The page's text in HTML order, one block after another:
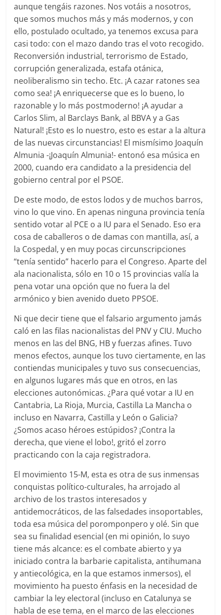
aunque tengáis razones. Nos votáis a nosotros,
que somos muchos más y más modernos, y con
ello, postulado ocultado, ya tenemos excusa para
casi todo: con el mazo dando tras el voto recogido.
Reconversión industrial, terrorismo de Estado,
corrupción generalizada, estafa otánica,
neoliberalismo sin techo. Etc. ¡A cazar ratones sea
como sea! ¡A enriquecerse que es lo bueno, lo
razonable y lo más postmoderno! ¡A ayudar a
Carlos Slim, al Barclays Bank, al BBVA y a Gas
Natural! ¡Esto es lo nuestro, esto es estar a la altura
de las nuevas circunstancias! El mismísimo Joaquín
Almunia -¡Joaquín Almunia!- entonó esa música en
2000, cuando era candidato a la presidencia del
gobierno central por el PSOE.
De este modo, de estos lodos y de muchos barros,
vino lo que vino. En apenas ninguna provincia tenía
sentido votar al PCE o a IU para el Senado. Eso era
cosa de caballeros o de damas con mantilla, así, a
la Cospedal, y en muy pocas circunscripciones
“tenía sentido” hacerlo para el Congreso. Aparte del
ala nacionalista, sólo en 10 o 15 provincias valía la
pena votar una opción que no fuera la del
armónico y bien avenido dueto PPSOE.
Ni que decir tiene que el falsario argumento jamás
caló en las filas nacionalistas del PNV y CIU. Mucho
menos en las del BNG, HB y fuerzas afines. Tuvo
menos efectos, aunque los tuvo ciertamente, en las
contiendas municipales y tuvo sus consecuencias,
en algunos lugares más que en otros, en las
elecciones autonómicas. ¿Para qué votar a IU en
Cantabria, La Rioja, Murcia, Castilla La Mancha o
incluso en Navarra, Castilla y León o Galicia?
¿Somos acaso héroes estúpidos? ¡Contra la
derecha, que viene el lobo!, gritó el zorro
practicando con la caja registradora.
El movimiento 15-M, esta es otra de sus inmensas
conquistas político-culturales, ha arrojado al
archivo de los trastos interesados y
antidemocráticos, de las falsedades insoportables,
toda esa música del poromponpero y olé. Sin que
sea su finalidad esencial (en mi opinión, lo suyo
tiene más alcance: es el combate abierto y ya
iniciado contra la barbarie capitalista, antihumana
y antiecológica, en la que estamos inmersos), el
movimiento ha puesto énfasis en la necesidad de
cambiar la ley electoral (incluso en Catalunya se
habla de ese tema, en el marco de las elecciones